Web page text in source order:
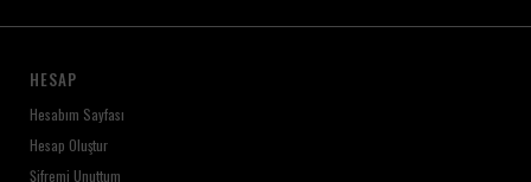
HESAP
Hesabım Sayfası
Hesap Oluştur
Şifremi Unuttum